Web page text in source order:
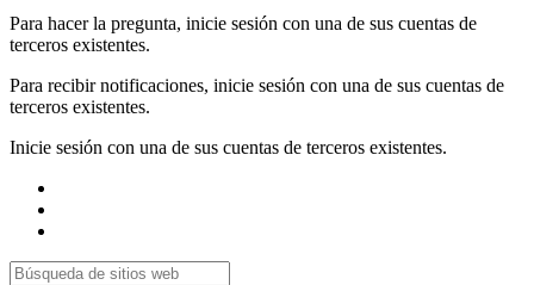
Para hacer la pregunta, inicie sesión con una de sus cuentas de
terceros existentes.
Para recibir notificaciones, inicie sesión con una de sus cuentas de
terceros existentes.
Inicie sesión con una de sus cuentas de terceros existentes.